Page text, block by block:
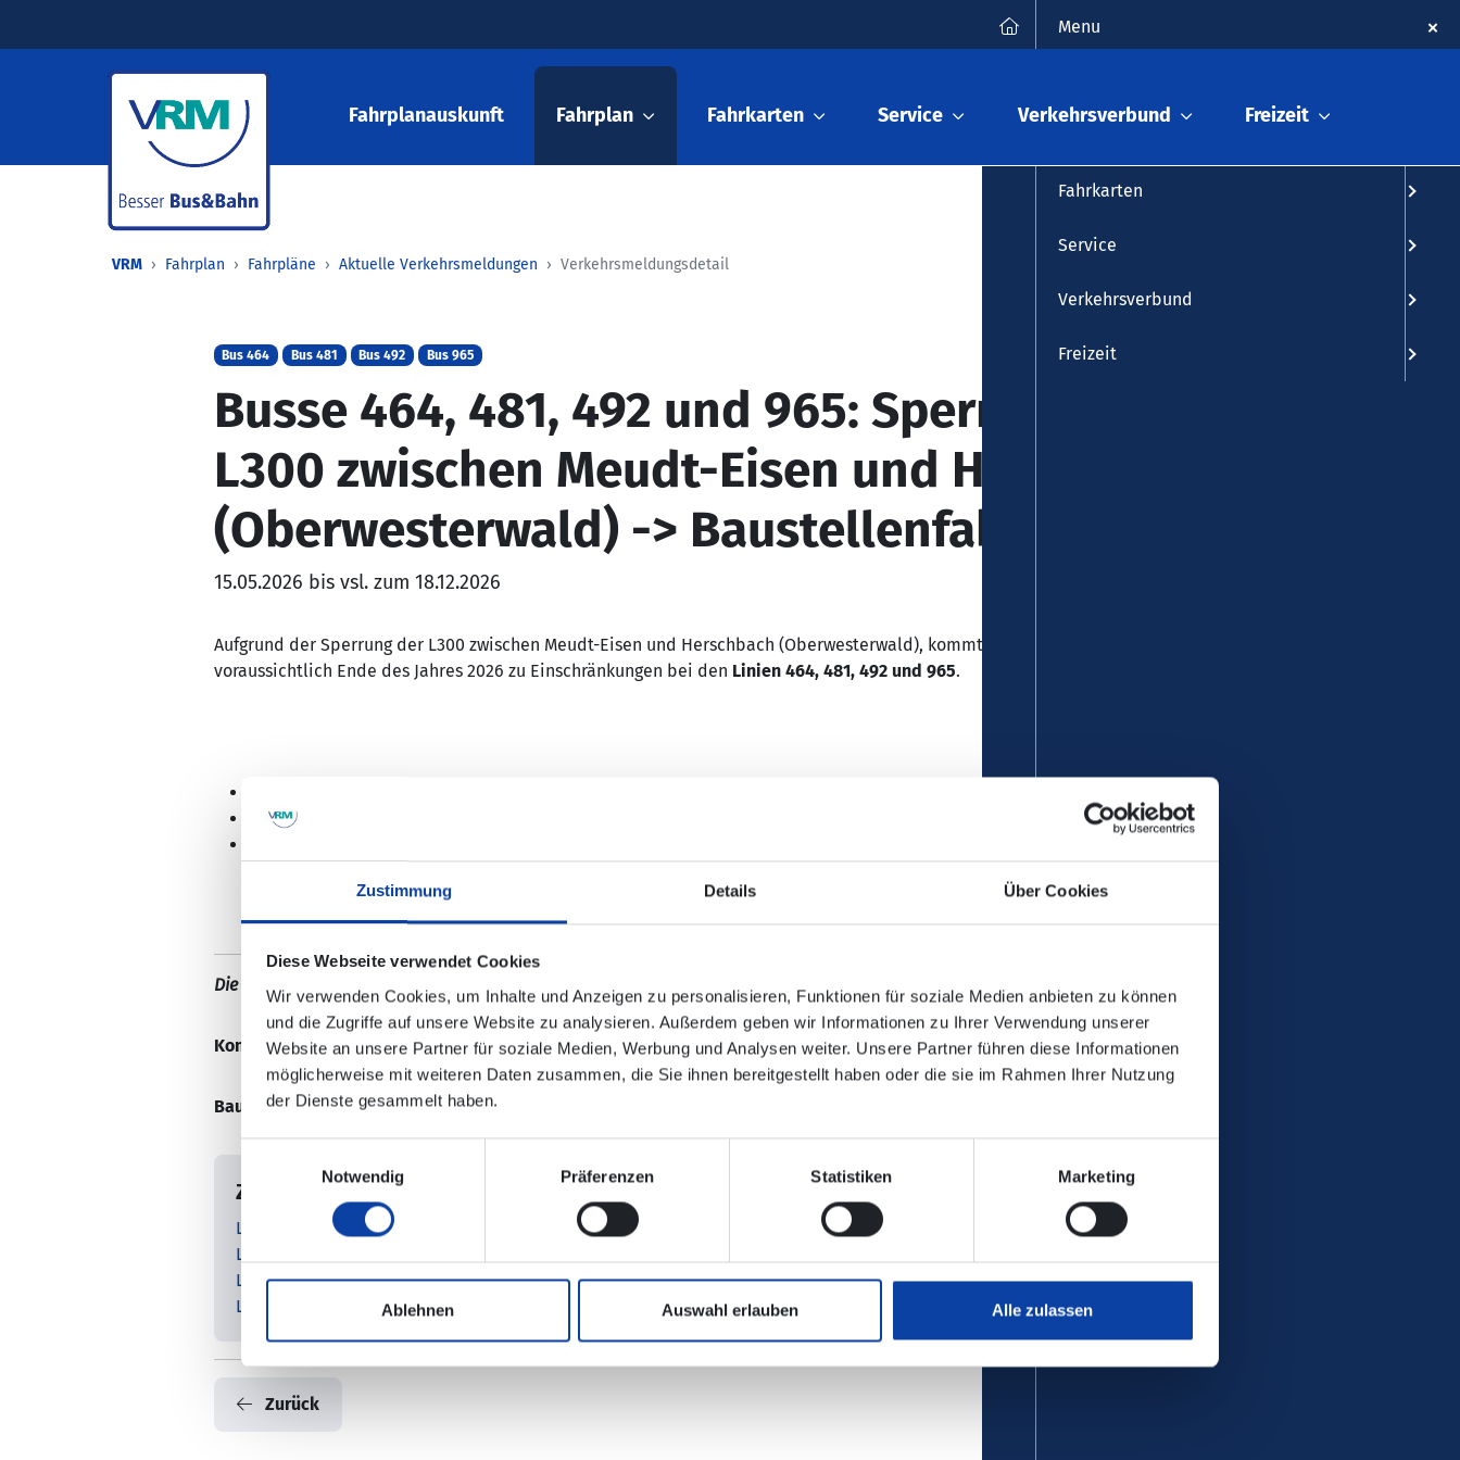
Zustimmung Details Über Cookies
Diese Webseite verwendet Cookies
Wir verwenden Cookies, um Inhalte und Anzeigen zu personalisieren, Funktionen für soziale Medien anbieten zu können
und die Zugriffe auf unsere Website zu analysieren. Außerdem geben wir Informationen zu Ihrer Verwendung unserer
Website an unsere Partner für soziale Medien, Werbung und Analysen weiter. Unsere Partner führen diese Informationen
möglicherweise mit weiteren Daten zusammen, die Sie ihnen bereitgestellt haben oder die sie im Rahmen Ihrer Nutzung
der Dienste gesammelt haben.
Notwendig
Präferenzen Statistiken Marketing
Ablehnen Auswahl erlauben Alle zulassen
Fahrplanauskunft Fahrplan Fahrkarten Service Verkehrsverbund Freizeit
VRM Fahrplan Fahrpläne Aktuelle Verkehrsmeldungen Verkehrsmeldungsdetail
Bus 464 Bus 481 Bus 492 Bus 965
Busse 464, 481, 492 und 965: Sperrung der
L300 zwischen Meudt-Eisen und Herschbach
(Oberwesterwald) -> Baustellenfahrpläne
15.05.2026 bis vsl. zum 18.12.2026
Aufgrund der Sperrung der L300 zwischen Meudt-Eisen und Herschbach (Oberwesterwald), kommt es ab dem 15.05.2026 bis
voraussichtlich Ende des Jahres 2026 zu Einschränkungen bei den Linien 464, 481, 492 und 965.
Es kommt zu Verspätungen und Änderungen im Fahrplan, die sich auch auf nachfolgende Kurse auswirken können.
Die Änderungen sind nicht in der elektronischen Verbindungsauskunft enthalten!
Kontaktdaten/ zuständiges Verkehrsunternehmen:Aktuelles - ww-mobility
Baustellenfahrpläne:
Zugehörige Dateien
Linie_464_Baustellenfahrplan_ab_15.05.2026.pdf (94 KB)
Linie_481_Baustellenfahrplan_ab_15.05.2026.pdf
Linie_492_Baustellenfahrplan_ab_15.05.2026.pdf (121 KB)
Linie_965_Baustellenfahrplan_ab_15.05.2026.pdf (117 KB)
Zurück
Menu
Fahrkarten
Service
Verkehrsverbund
Freizeit